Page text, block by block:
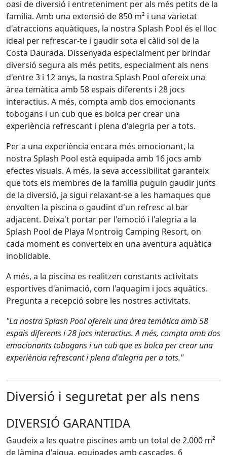
oasi de diversió i entreteniment per als més petits de la
família. Amb una extensió de 850 m² i una varietat
d'atraccions aquàtiques, la nostra Splash Pool és el lloc
ideal per refrescar-te i gaudir sota el càlid sol de la
Costa Daurada. Dissenyada especialment per brindar
diversió segura als més petits, especialment als nens
d'entre 3 i 12 anys, la nostra Splash Pool ofereix una
àrea temàtica amb 58 espais diferents i 28 jocs
interactius. A més, compta amb dos emocionants
tobogans i un cub que es bolca per crear una
experiència refrescant i plena d'alegria per a tots.
Per a una experiència encara més emocionant, la
nostra Splash Pool està equipada amb 16 jocs amb
efectes visuals. A més, la seva accessibilitat garanteix
que tots els membres de la família puguin gaudir junts
de la diversió, ja sigui relaxant-se a les hamaques que
envolten la piscina o gaudint d'un refresc al bar
adjacent. Deixa't portar per l'emoció i l'alegria a la
Splash Pool de Playa Montroig Camping Resort, on
cada moment es converteix en una aventura aquàtica
inoblidable.
A més, a la piscina es realitzen constants activitats
esportives d'animació, com l'aquagim i jocs aquàtics.
Pregunta a recepció sobre les nostres activitats.
"La nostra Splash Pool ofereix una àrea temàtica amb 58
espais diferents i 28 jocs interactius. A més, compta amb dos
emocionants tobogans i un cub que es bolca per crear una
experiència refrescant i plena d'alegria per a tots."
Diversió i seguretat per als nens
DIVERSIÓ GARANTIDA
Gaudeix a les quatre piscines amb un total de 2.000 m²
de làmina d'aigua, equipades amb cascades, 6